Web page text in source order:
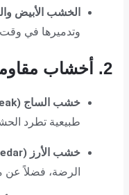
الخشب الأبيض
وتدميرها في
2. أخشاب مقاومة بطبيعتها (الأكثر أماناً):
خشب الساج (Teak):
طبيعية تطرد
خشب الأرز (Cedar):
الرضة، فضلاً عن